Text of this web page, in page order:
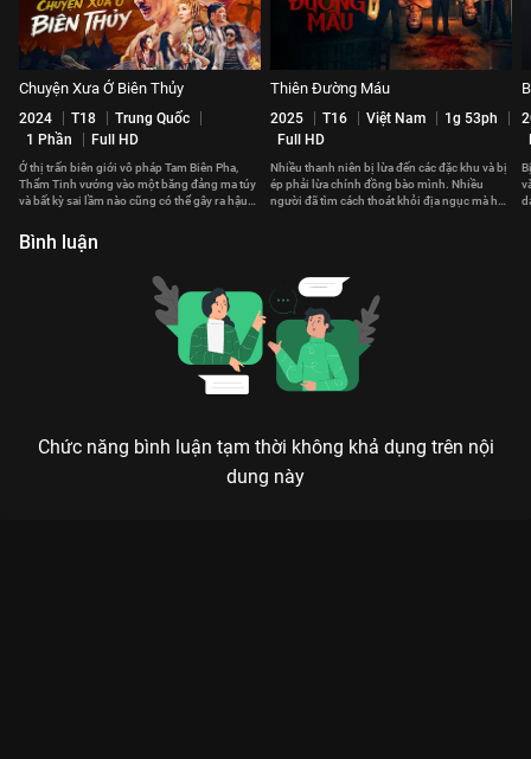
Chuyện Xưa Ở Biên Thủy
2024 T18
Trung Quốc
1 Phần
Full HD
Ở thị trấn biên giới vô pháp Tam Biên Pha,
Thẩm Tinh vướng vào một băng đảng ma túy
và bất kỳ sai lầm nào cũng có thể gây ra hậu
Thiên Đường Máu
2025 T16 Việt Nam
1g 53ph
Full HD
Nhiều thanh niên bị lừa đến các đặc khu và bị
ép phải lừa chính đồng bào mình. Nhiều
người đã tìm cách thoát khỏi địa ngục mà họ
Bình luận
Chức năng bình luận tạm thời không khả dụng trên nội
dung này